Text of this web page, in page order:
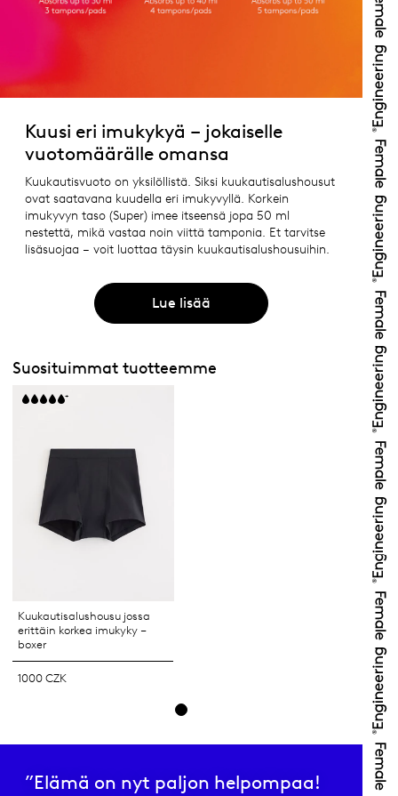
Kuusi eri imukykyä – jokaiselle
vuotomäärälle omansa
Kuukautisvuoto on yksilöllistä. Siksi kuukautisalushousut
ovat saatavana kuudella eri imukyvyllä. Korkein
imukyvyn taso (Super) imee itseensä jopa 50 ml
nestettä, mikä vastaa noin viittä tamponia. Et tarvitse
lisäsuojaa – voit luottaa täysin kuukautisalushousuihin.
Lue lisää
Suosituimmat tuotteemme
+
Kuukautisalushousu jossa
erittäin korkea imukyky –
boxer
1000 CZK
”Elämä on nyt paljon helpompaa!